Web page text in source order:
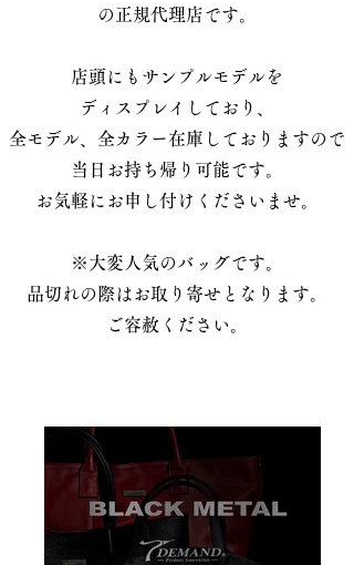
の正規代理店です。
店頭にもサンプルモデルを
ディスプレイしており、
全モデル、全カラー在庫して おりますので
当日お持ち帰り可能です。
お気軽にお申し付けくださいませ。
​※大変人気のバッグです。
品切れの際はお取り寄せとなります。
ご容赦ください。